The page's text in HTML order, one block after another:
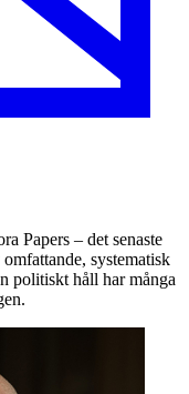
Papers – det senaste
systematisk
politiskt håll har många